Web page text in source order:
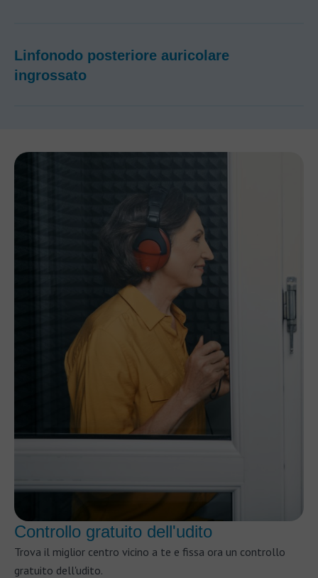
Linfonodo posteriore auricolare
ingrossato
Controllo gratuito dell'udito
Trova il miglior centro vicino a te e fissa ora un controllo
gratuito dell'udito.